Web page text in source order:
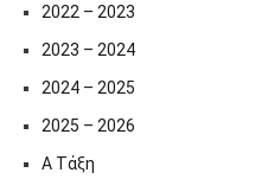
2022 – 2023
2023 – 2024
2024 – 2025
2025 – 2026
Α Τάξη